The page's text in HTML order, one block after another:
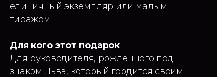
единичный экземпляр или малым
тиражом.
Для кого этот подарок
Для руководителя, рождённого под
знаком Льва, который гордится своим